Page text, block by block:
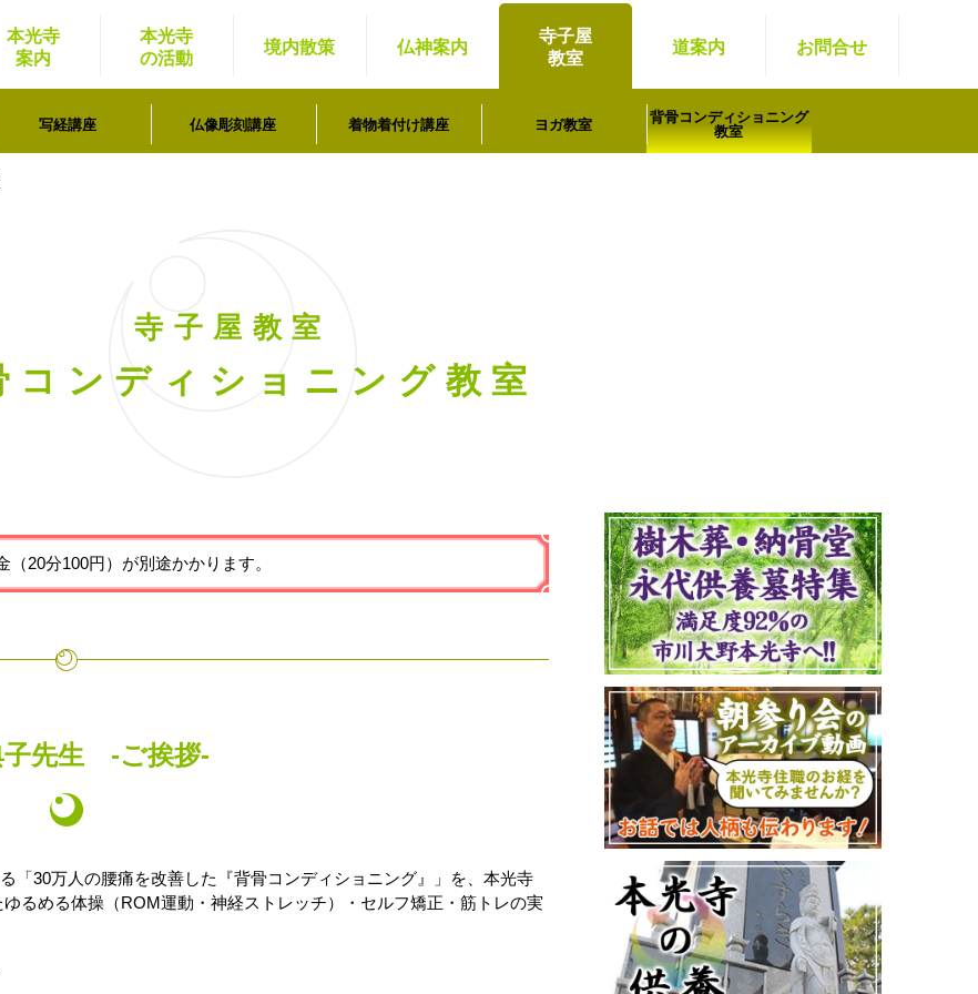
本光寺
案内
本光寺
の活動
境内散策 仏神案内
寺子屋
教室
道案内 お問合せ
写経講座 仏像彫刻講座 着物着付け講座 ヨガ教室
背骨コンディショニング
教室
寺子屋教室
コンディショニング教室
（20分100円）が別途かかります。
子先生 -ご挨拶-
「30万人の腰痛を改善した『背骨コンディショニング』」を、本光寺
るめる体操（ROM運動・神経ストレッチ）・セルフ矯正・筋トレの実